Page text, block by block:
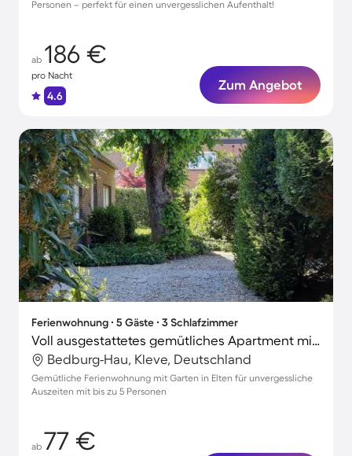
Personen – perfekt für einen unvergesslichen Aufenthalt!
ab 186 €
pro Nacht
4.6
Zum Angebot
Ferienwohnung ∙ 5 Gäste ∙ 3 Schlafzimmer
Voll ausgestattetes gemütliches Apartment mit Terrasse und Garten
Bedburg-Hau, Kleve, Deutschland
Gemütliche Ferienwohnung mit Garten in Elten für unvergessliche
Auszeiten mit bis zu 5 Personen
ab 77 €